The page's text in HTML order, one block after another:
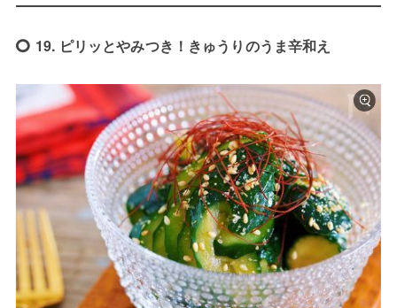
19. ピリッとやみつき！きゅうりのうま辛和え